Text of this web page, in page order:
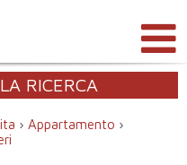
LA RICERCA
› Appartamento ›